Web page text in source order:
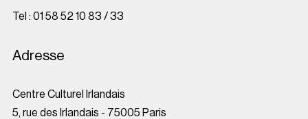
Tel : 01 58 52 10 83 / 33
Adresse
Centre Culturel Irlandais
5, rue des Irlandais - 75005 Paris